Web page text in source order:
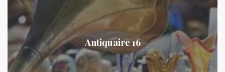
Antiquaire 16